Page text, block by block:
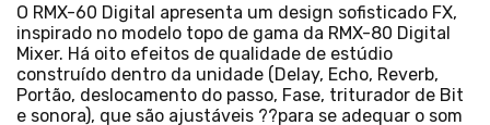
O RMX-60 Digital apresenta um design sofisticado FX,
inspirado no modelo topo de gama da RMX-80 Digital
Mixer. Há oito efeitos de qualidade de estúdio
construído dentro da unidade (Delay, Echo, Reverb,
Portão, deslocamento do passo, Fase, triturador de Bit
e sonora), que são ajustáveis ??para se adequar o som